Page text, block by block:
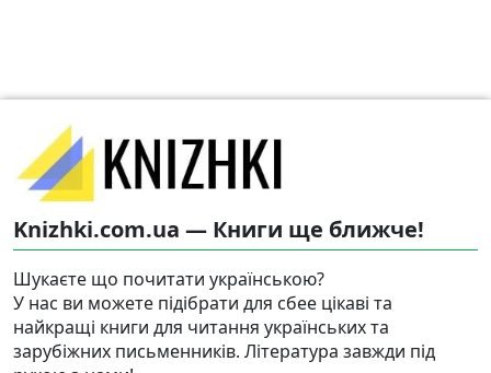
Knizhki.com.ua — Книги ще ближче!
Шукаєте що почитати українською?
У нас ви можете підібрати для сбее цікаві та
найкращі книги для читання українських та
зарубіжних письменників. Література завжди під